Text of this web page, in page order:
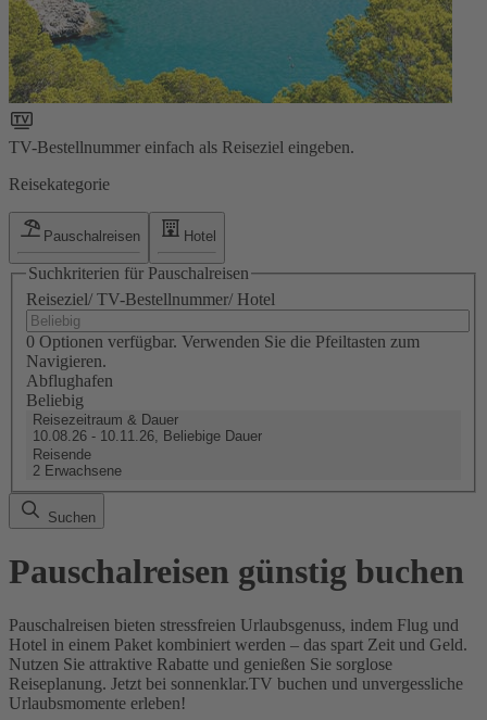
TV-Bestellnummer einfach als Reiseziel eingeben.
Reisekategorie
Pauschalreisen Hotel
Suchkriterien für Pauschalreisen
Reiseziel/ TV-Bestellnummer/ Hotel
0 Optionen verfügbar. Verwenden Sie die Pfeiltasten zum
Navigieren.
Abflughafen
Beliebig
Reisezeitraum & Dauer
10.08.26 - 10.11.26, Beliebige Dauer
Reisende
2 Erwachsene
Suchen
Pauschalreisen günstig buchen
Pauschalreisen bieten stressfreien Urlaubsgenuss, indem Flug und
Hotel in einem Paket kombiniert werden – das spart Zeit und Geld.
Nutzen Sie attraktive Rabatte und genießen Sie sorglose
Reiseplanung. Jetzt bei sonnenklar.TV buchen und unvergessliche
Urlaubsmomente erleben!